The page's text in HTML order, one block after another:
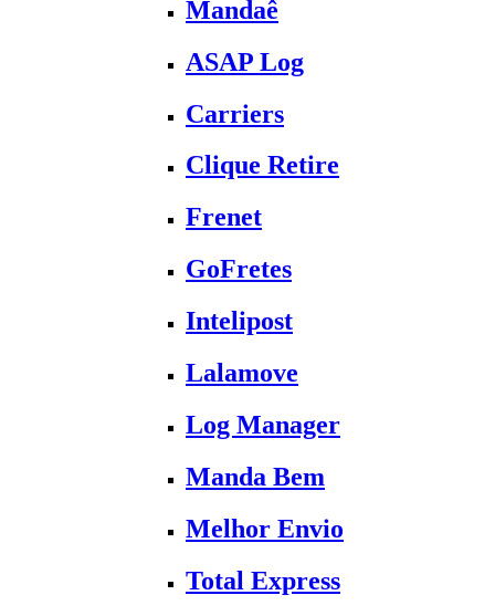
Mandaê
ASAP Log
Carriers
Clique Retire
Frenet
GoFretes
Intelipost
Lalamove
Log Manager
Manda Bem
Melhor Envio
Total Express